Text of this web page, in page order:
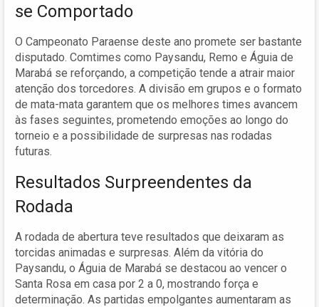
se Comportado
O Campeonato Paraense deste ano promete ser bastante
disputado. Comtimes como Paysandu, Remo e Águia de
Marabá se reforçando, a competição tende a atrair maior
atenção dos torcedores. A divisão em grupos e o formato
de mata-mata garantem que os melhores times avancem
às fases seguintes, prometendo emoções ao longo do
torneio e a possibilidade de surpresas nas rodadas
futuras.
Resultados Surpreendentes da
Rodada
A rodada de abertura teve resultados que deixaram as
torcidas animadas e surpresas. Além da vitória do
Paysandu, o Águia de Marabá se destacou ao vencer o
Santa Rosa em casa por 2 a 0, mostrando força e
determinação. As partidas empolgantes aumentaram as